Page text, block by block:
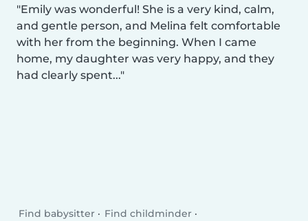
Emily was wonderful! She is a very kind, calm,
and gentle person, and Melina felt comfortable
with her from the beginning. When I came
home, my daughter was very happy, and they
had clearly spent...
Find babysitter
Find childminder